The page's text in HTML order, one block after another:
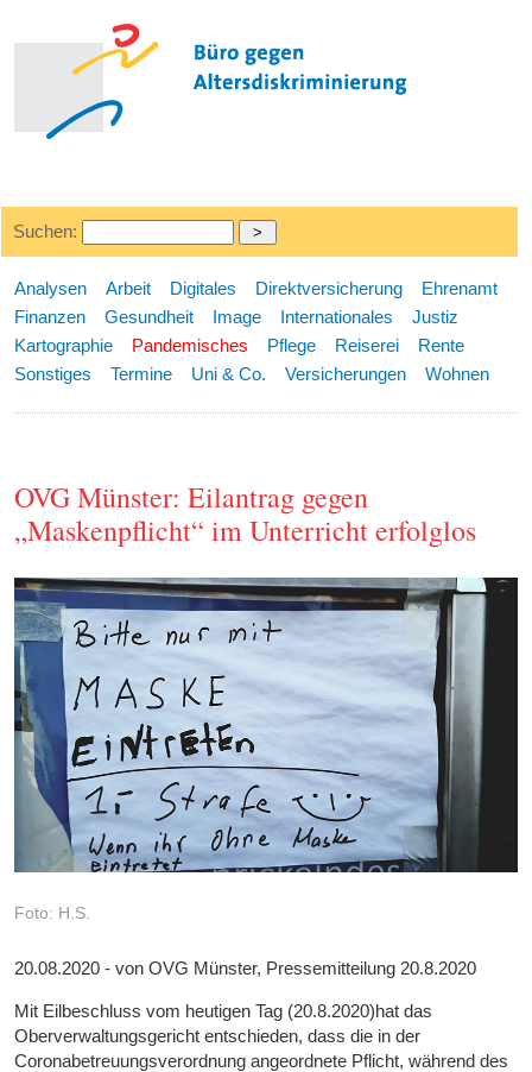
Suchen:
Analysen Arbeit Digitales Direktversicherung
Ehrenamt
Finanzen
Gesundheit Image Internationales
Justiz
Kartographie
Pandemisches Pflege Reiserei
Rente
Sonstiges
Termine Uni & Co. Versicherungen Wohnen
OVG Münster: Eilantrag gegen
„Maskenpflicht“ im Unterricht erfolglos
Foto: H.S.
20.08.2020 - von OVG Münster, Pressemitteilung 20.8.2020
Mit Eilbeschluss vom heutigen Tag (20.8.2020)hat das
Oberverwaltungsgericht entschieden, dass die in der
Coronabetreuungsverordnung angeordnete Pflicht, während des